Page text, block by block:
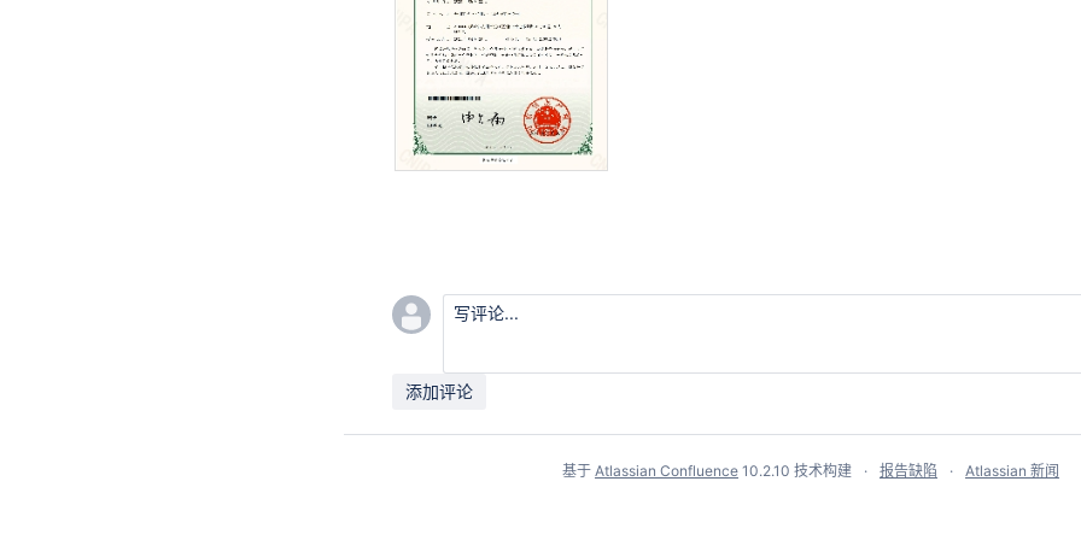
写评论...
添加评论
基于 Atlassian Confluence 10.2.10 技术构建 报告缺陷 Atlassian 新闻